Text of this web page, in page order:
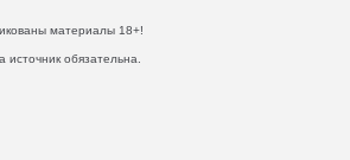
материалы 18+!
обязательна.